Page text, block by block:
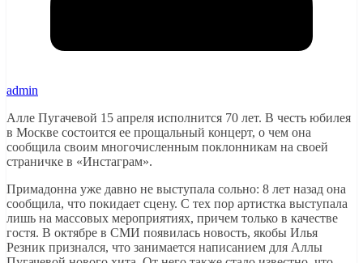
admin
Алле Пугачевой 15 апреля исполнится 70 лет. В честь юбилея
в Москве состоится ее прощальный концерт, о чем она
сообщила своим многочисленным поклонникам на своей
страничке в «Инстаграм».
Примадонна уже давно не выступала сольно: 8 лет назад она
сообщила, что покидает сцену. С тех пор артистка выступала
лишь на массовых мероприятиях, причем только в качестве
гостя. В октябре в СМИ появилась новость, якобы Илья
Резник признался, что занимается написанием для Аллы